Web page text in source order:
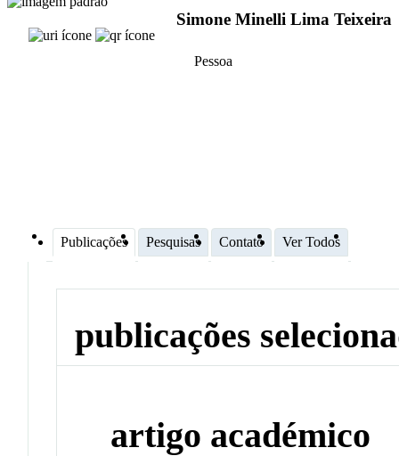
Simone Minelli Lima Teixeira
Pessoa
Publicações Pesquisas Contato Ver Todos
publicações
artigo académico